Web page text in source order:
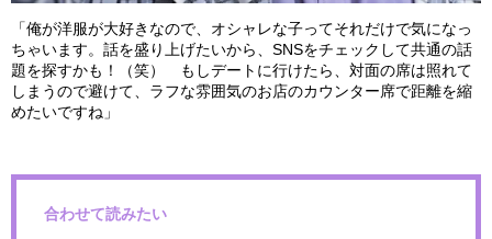
「俺が洋服が大好きなので、オシャレな子ってそれだけで気になっ
ちゃいます。話を盛り上げたいから、SNSをチェックして共通の話
題を探すかも！（笑） もしデートに行けたら、対面の席は照れて
しまうので避けて、ラフな雰囲気のお店のカウンター席で距離を縮
めたいですね」
合わせて読みたい